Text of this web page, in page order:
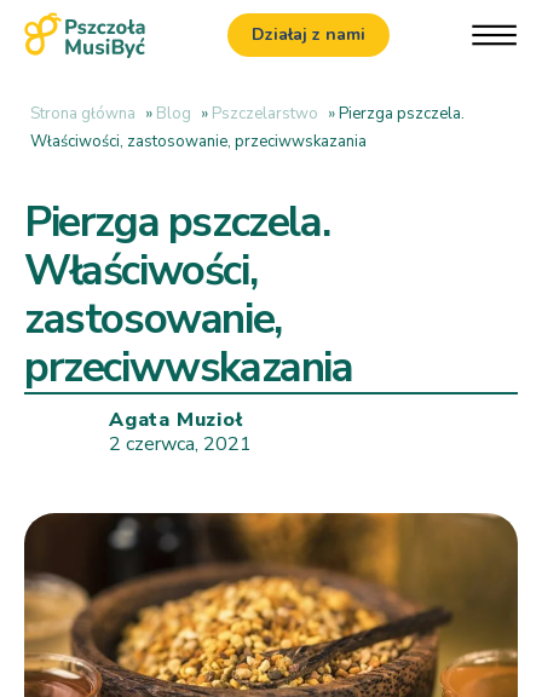
Działaj z nami
Strona główna » Blog » Pszczelarstwo »Pierzga pszczela.
Właściwości, zastosowanie, przeciwwskazania
Pierzga pszczela.
Właściwości,
zastosowanie,
przeciwwskazania
Agata Muzioł
2 czerwca, 2021